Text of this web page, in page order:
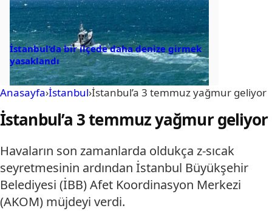
İstanbul’da bir ilçede daha denize girmek
yasaklandı
Anasayfa›İstanbul›İstanbul’a 3 temmuz yağmur geliyor
İstanbul’a 3 temmuz yağmur geliyor
Havaların son zamanlarda oldukça z-sıcak
seyretmesinin ardından İstanbul Büyükşehir
Belediyesi (İBB) Afet Koordinasyon Merkezi
(AKOM) müjdeyi verdi.